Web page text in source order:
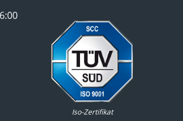
Iso-Zertifikat